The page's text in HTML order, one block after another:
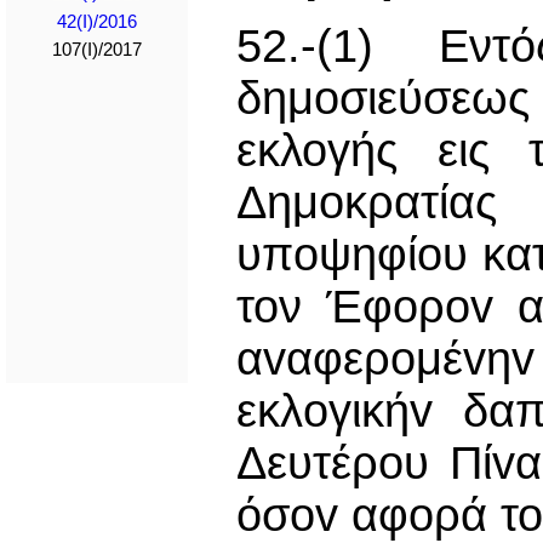
42(Ι)/2016
107(I)/2017
52.-(1)
εκλογής εις
υπoψηφίoυ
τον Έφoρov
εκλoγικήv
Δευτέρου
όσov αφορά